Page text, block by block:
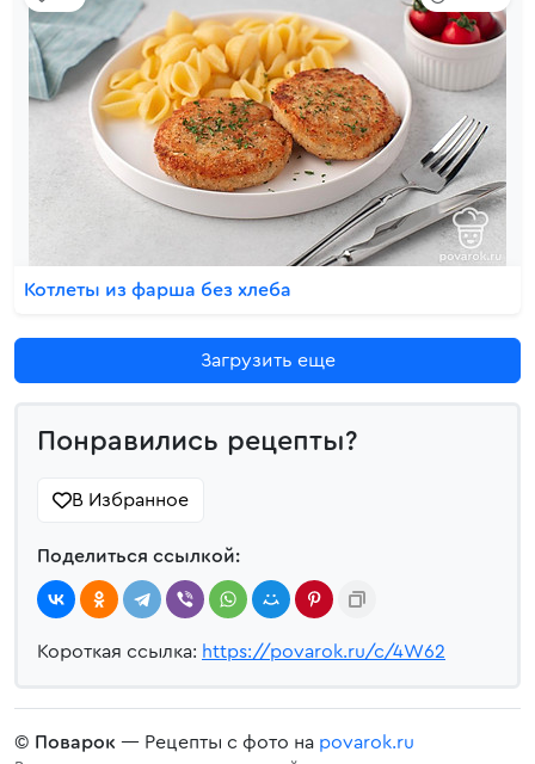
Котлеты из фарша без хлеба
Загрузить еще
Понравились рецепты?
В Избранное
Поделиться ссылкой:
Короткая ссылка: https://povarok.ru/c/4W62
© Поварок — Рецепты с фото на povarok.ru